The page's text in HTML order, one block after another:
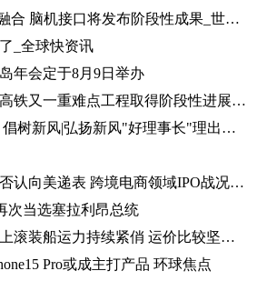
2023WAIC 坚持跨界融合 脑机接口将发布阶段性成果_世界热讯
_全球快资讯
年会定于8月9日举办
途经一市两省！这条高铁又一重难点工程取得阶段性进展_前沿热点
焦点速讯：移风易俗 倡树新风|弘扬新风"好理事长"理出乡村新风尚
环球快资讯丨SHEIN否认向美递表 跨境电商领域IPO战况如何？
次当选塞拉利昂总统
长久物流：目前市场上滚装船运力持续紧俏 运价比较坚挺-当前速看
Pro或成主打产品 环球焦点